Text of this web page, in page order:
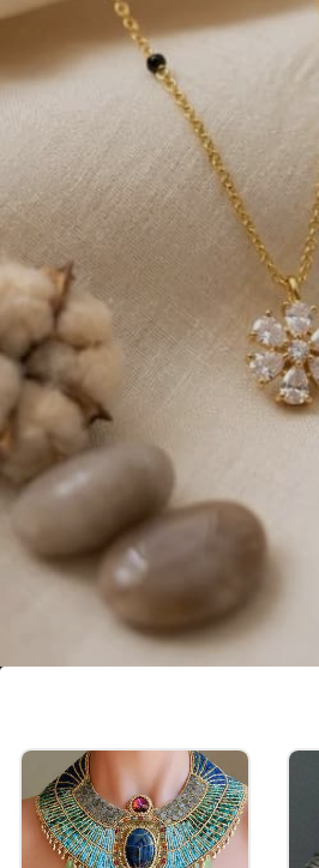
डेली वियर के लिए फ्लोरल मैजिक संग
बेस्ट है। यह लाइटवेट पीस है जो
मिनिमल लगेगा। 1 ग्राम में मिलती-
Image credits: Pinterest